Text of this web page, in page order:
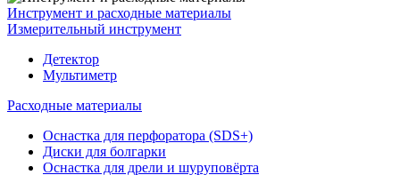
Инструмент и расходные материалы
Измерительный инструмент
Детектор
Мультиметр
Расходные материалы
Оснастка для перфоратора (SDS+)
Диски для болгарки
Оснастка для дрели и шуруповёрта